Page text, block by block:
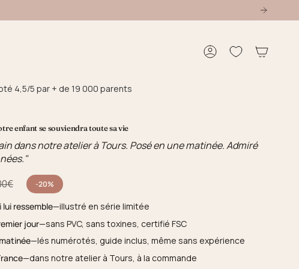
Compte
4,5/5 par + de 19 000 parents
enfant se souviendra toute sa vie
dans notre atelier à Tours. Posé en une matinée. Admiré
-20%
lui ressemble—illustré en série limitée
jour—sans PVC, sans toxines, certifié FSC
—lés numérotés, guide inclus, même sans expérience
—dans notre atelier à Tours, à la commande